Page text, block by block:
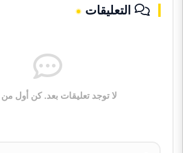
التعليقات
لا توجد تعليقات بعد. كن أول